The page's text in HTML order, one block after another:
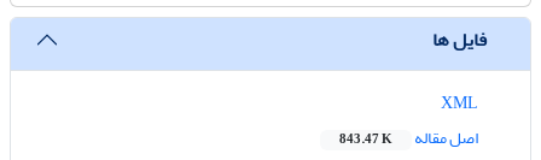
فایل ها
اصل مقاله
843.47 K